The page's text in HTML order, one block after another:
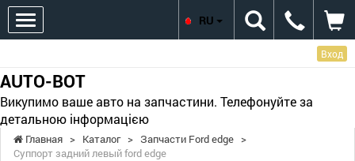
Вход
AUTO-BOT
Викупимо ваше авто на запчастини. Телефонуйте за
детальною інформацією
RU
Главная > Каталог > Запчасти Ford edge >
Суппорт задний левый ford edge